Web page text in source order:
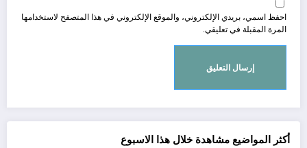
احفظ اسمي، بريدي الإلكتروني، والموقع الإلكتروني في هذا المتصفح لاستخدامها
المرة المقبلة في تعليقي.
أكثر المواضيع مشاهدة خلال هذا الاسبوع